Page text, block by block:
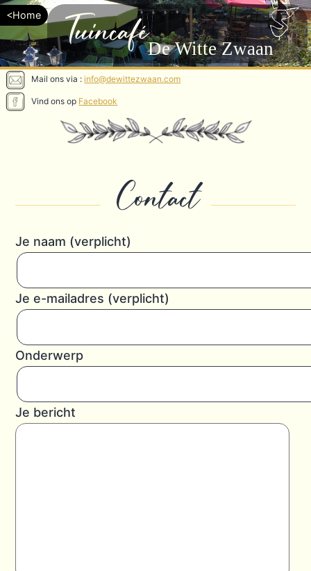
TuincaféDe Witte Zwaan
Mail ons via :info@dewittezwaan.com
Vind ons op Facebook
Contact
Je naam (verplicht)
Je e-mailadres (verplicht)
Onderwerp
Je bericht